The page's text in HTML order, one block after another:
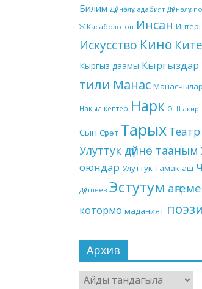
Билим Дүйнөлүк адабият Дүйнөлүк
Ж.Касаболотов Инсан
Искусство Кино
Кыргыз даамы Кыргыздар
тили Манас Манасчылар
Накыл кептер Нарк О. Шакир
Сын Сүрөт Тарых Театр
Улуттук дүйнө тааным
оюндар Улуттук тамак-аш
Дүйшеев Эстутум аңгеме
котормо маданият
Архив
Архив